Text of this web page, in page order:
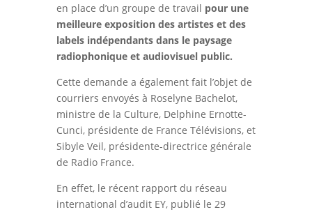
en place d’un groupe de travail pour une
meilleure exposition des artistes et des
labels indépendants dans le paysage
radiophonique et audiovisuel public.
Cette demande a également fait l’objet de
courriers envoyés à Roselyne Bachelot,
ministre de la Culture, Delphine Ernotte-
Cunci, présidente de France Télévisions, et
Sibyle Veil, présidente-directrice générale
de Radio France.
En effet, le récent rapport du réseau
international d’audit EY, publié le 29